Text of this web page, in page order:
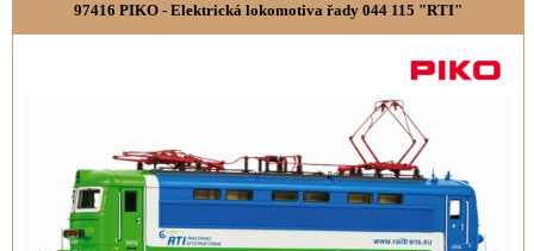
97416 PIKO - Elektrická lokomotiva řady 044 115 "RTI"